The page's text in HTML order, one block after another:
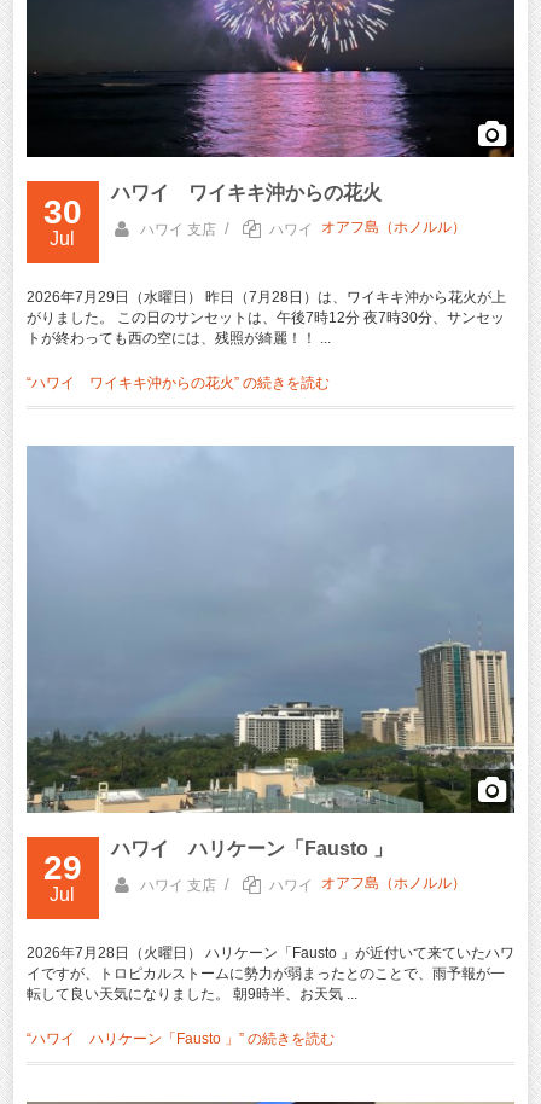
30
Jul
ハワイ ワイキキ沖からの花火
ハワイ 支店 / ハワイ オアフ島（ホノルル）
2026年7月29日（水曜日） 昨日（7月28日）は、ワイキキ沖から花火が上
がりました。 この日のサンセットは、午後7時12分 夜7時30分、サンセッ
トが終わっても西の空には、残照が綺麗！！ ...
“ハワイ ワイキキ沖からの花火” の続きを読む
29
Jul
ハワイ ハリケーン「Fausto 」
ハワイ 支店 / ハワイ オアフ島（ホノルル）
2026年7月28日（火曜日） ハリケーン「Fausto 」が近付いて来ていたハワ
イですが、トロピカルストームに勢力が弱まったとのことで、雨予報が一
転して良い天気になりました。 朝9時半、お天気 ...
“ハワイ ハリケーン「Fausto 」” の続きを読む